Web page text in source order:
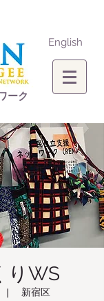
English
ーク
りWS
新宿区